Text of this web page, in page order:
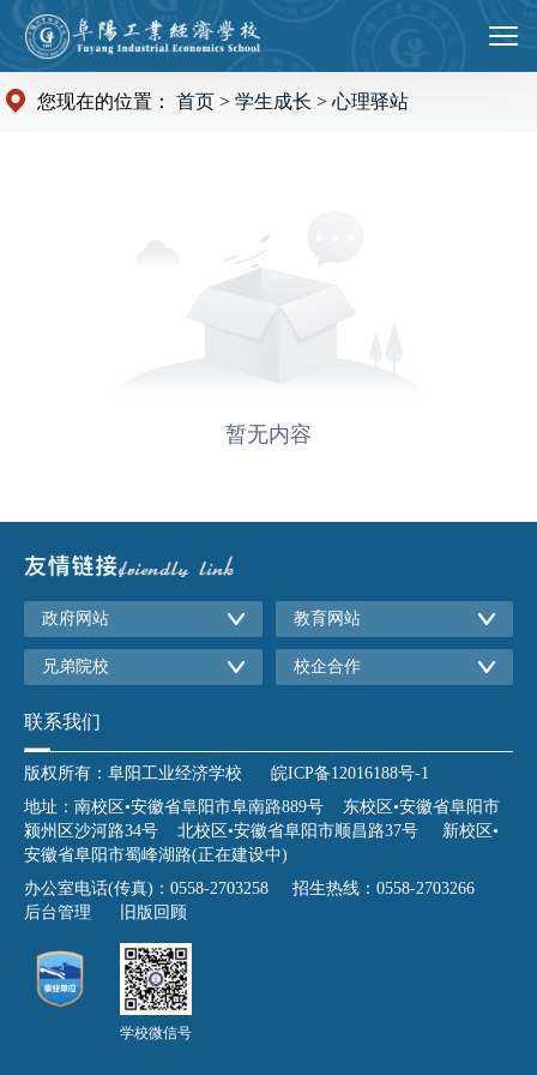
您现在的位置： 首页 > 学生成长 > 心理驿站
暂无内容
政府网站 教育网站
兄弟院校 校企合作
联系我们
版权所有：阜阳工业经济学校 皖ICP备12016188号-1
地址：南校区•安徽省阜阳市阜南路889号 东校区•安徽省阜阳市
颍州区沙河路34号 北校区•安徽省阜阳市顺昌路37号 新校区•
安徽省阜阳市蜀峰湖路(正在建设中)
办公室电话(传真)：0558-2703258 招生热线：0558-2703266
后台管理
旧版回顾
学校微信号